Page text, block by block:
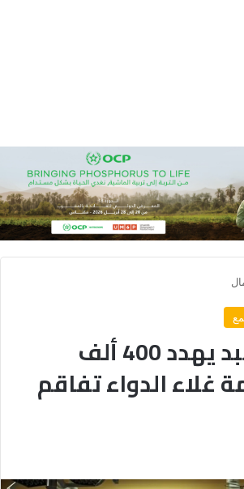
التهاب الكبد يهدد 400 ألف
غلاء الدواء تفاقم